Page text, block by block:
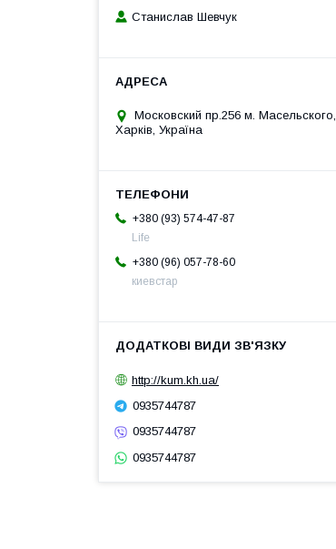
Станислав Шевчук
Московский пр.256 м. Масельского,
Харків, Україна
+380 (93) 574-47-87
Life
+380 (96) 057-78-60
киевстар
http://kum.kh.ua/
0935744787
0935744787
0935744787